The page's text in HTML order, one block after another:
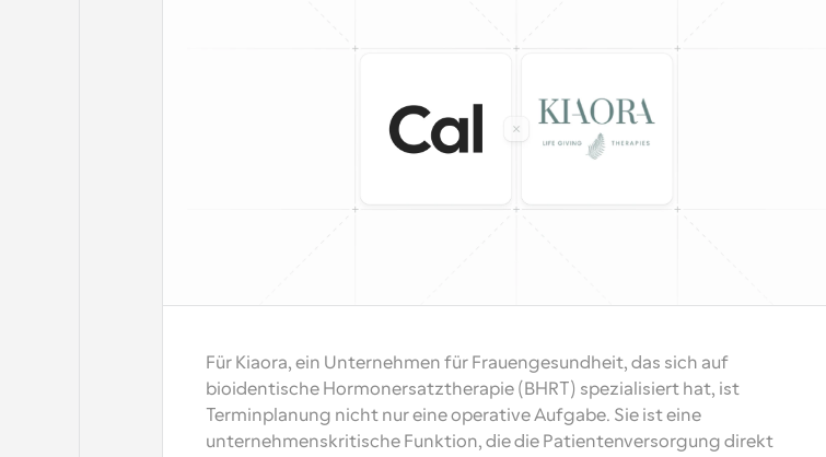
Für Kiaora, ein Unternehmen für Frauengesundheit, das sich auf
bioidentische Hormonersatztherapie (BHRT) spezialisiert hat, ist
Terminplanung nicht nur eine operative Aufgabe. Sie ist eine
unternehmenskritische Funktion, die die Patientenversorgung direkt